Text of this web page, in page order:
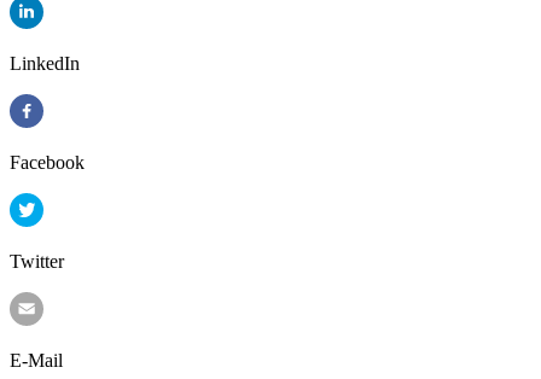
LinkedIn
Facebook
Twitter
E-Mail